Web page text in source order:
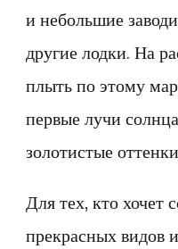
и небольшие
другие лодки. На
плыть по этому
первые лучи
золотистые
Для тех, кто хочет
прекрасных видов